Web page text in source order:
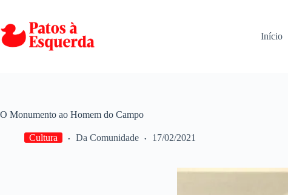
o
conteúdo
Início
O Monumento ao Homem do Campo
Cultura Da Comunidade 17/02/2021